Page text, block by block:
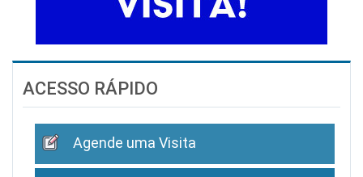
ACESSO RÁPIDO
Agende uma Visita